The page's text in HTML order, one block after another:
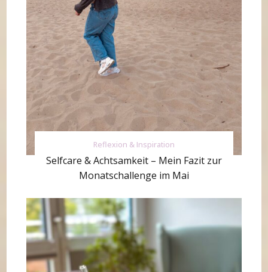
Reflexion & Inspiration
Selfcare & Achtsamkeit – Mein Fazit zur
Monatschallenge im Mai